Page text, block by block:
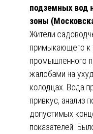
подземных вод
зоны
Жители
примыкающего к
промышленного
жалобами на
колодцах. Вода
привкус, анализ
допустимых
показателей.